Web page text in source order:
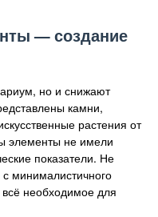
— создание
но и снижают
камни,
растения от
элементы не имели
показатели. Не
минималистичного
необходимое для